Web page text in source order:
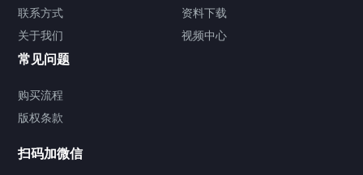
签署类文件海牙认证程序费用
视频中心
联系方式
关于我们
资料下载
视频中心
常见问题
购买流程
版权条款
扫码加微信